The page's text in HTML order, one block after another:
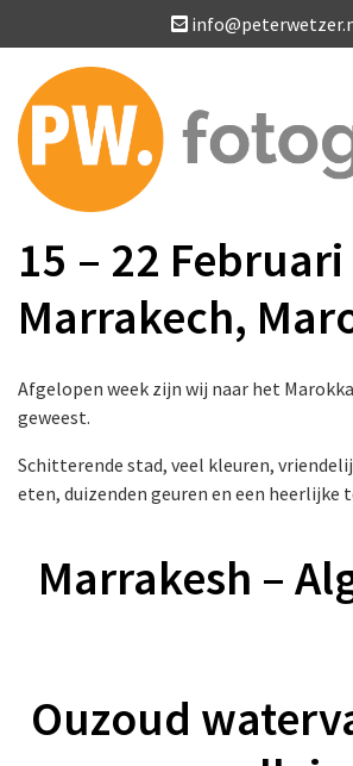
15 – 22
Marrakech,
Afgelopen week zijn wij naar het
geweest.
Schitterende stad, veel kleuren,
eten, duizenden geuren en een heerlijke
Marrakesh –
Ouzoud